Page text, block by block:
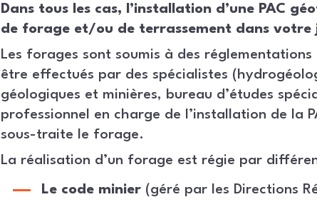
Dans tous les cas, l’installation d’une PAC
de forage et/ou de terrassement dans votre
Les forages sont soumis à des
être effectués par des spécialistes
géologiques et minières, bureau d’études
professionnel en charge de l’installation de la
sous-traite le forage.
La réalisation d’un forage est régie par
Le code minier(géré par les Directions